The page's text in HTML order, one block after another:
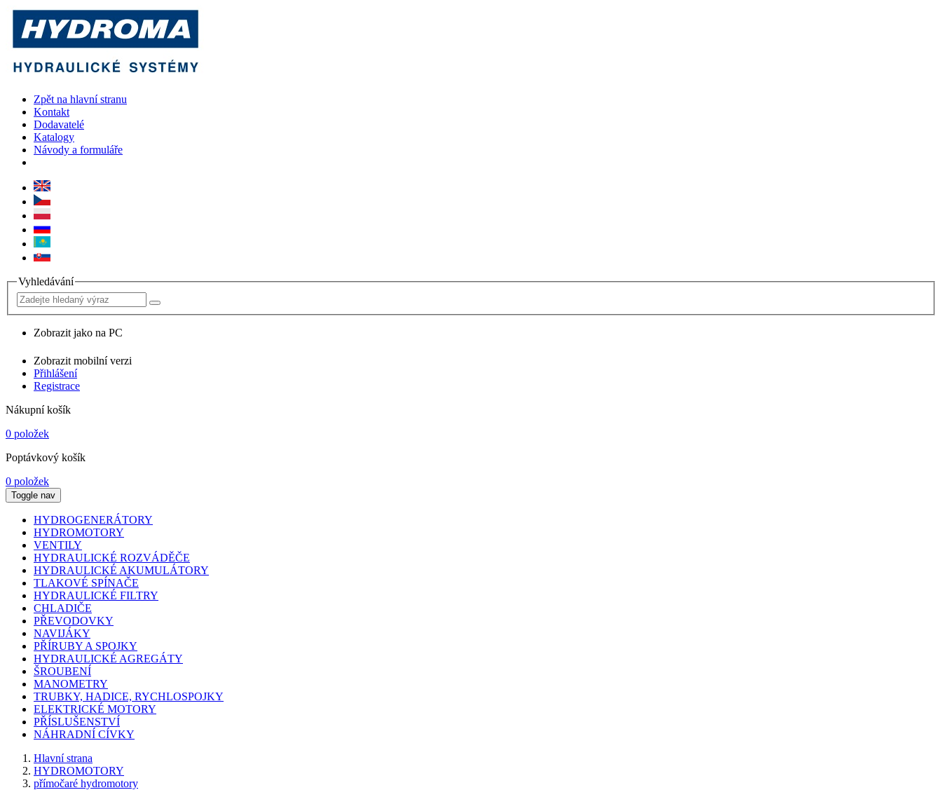
Zpět na hlavní stranu
Kontakt
Dodavatelé
Katalogy
Návody a formuláře
Vyhledávání
Zobrazit jako na PC
Zobrazit mobilní verzi
Přihlášení
Registrace
Nákupní košík
0 položek
Poptávkový košík
0 položek
Toggle nav
HYDROGENERÁTORY
HYDROMOTORY
VENTILY
HYDRAULICKÉ ROZVÁDĚČE
HYDRAULICKÉ AKUMULÁTORY
TLAKOVÉ SPÍNAČE
HYDRAULICKÉ FILTRY
CHLADIČE
PŘEVODOVKY
NAVIJÁKY
PŘÍRUBY A SPOJKY
HYDRAULICKÉ AGREGÁTY
ŠROUBENÍ
MANOMETRY
TRUBKY, HADICE, RYCHLOSPOJKY
ELEKTRICKÉ MOTORY
PŘÍSLUŠENSTVÍ
NÁHRADNÍ CÍVKY
Hlavní strana
HYDROMOTORY
přímočaré hydromotory